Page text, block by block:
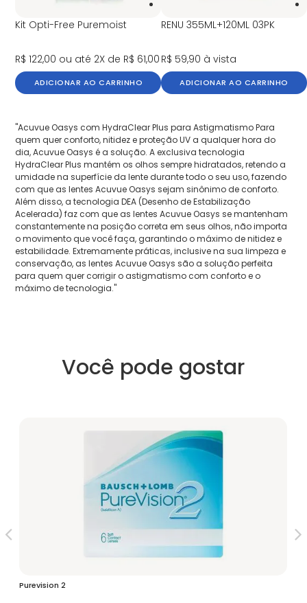
Kit Opti-Free Puremoist
R$ 122,00 ou até 2X de R$ 61,00
ADICIONAR AO CARRINHO
RENU 355ML+120ML 03PK
R$ 59,90 à vista
ADICIONAR AO CARRINHO
"Acuvue Oasys com HydraClear Plus para Astigmatismo Para
quem quer conforto, nitidez e proteção UV a qualquer hora do
dia, Acuvue Oasys é a solução. A exclusiva tecnologia
HydraClear Plus mantém os olhos sempre hidratados, retendo a
umidade na superfície da lente durante todo o seu uso, fazendo
com que as lentes Acuvue Oasys sejam sinônimo de conforto.
Além disso, a tecnologia DEA (Desenho de Estabilização
Acelerada) faz com que as lentes Acuvue Oasys se mantenham
constantemente na posição correta em seus olhos, não importa
o movimento que você faça, garantindo o máximo de nitidez e
estabilidade. Extremamente práticas, inclusive na sua limpeza e
conservação, as lentes Acuvue Oasys são a solução perfeita
para quem quer corrigir o astigmatismo com conforto e o
máximo de tecnologia."
Você pode gostar
Purevision 2